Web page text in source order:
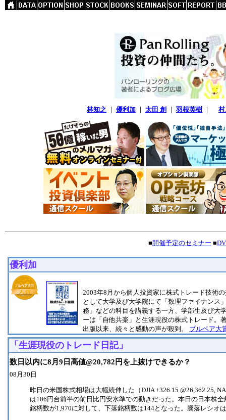
林知之 ｜ 優利加 ｜ 太田 創 ｜ 羽根英樹 ｜
■開催予定のセミナー ■
優利加
2003年8月から個人投資家に株式トレード技術
として大学及び大学院にて「数理ファイナンス
務」などの科目を講義する一方、学部生及び大
ーは「自他共楽」と生涯現役の株式トレード。
出版以来、続々と感動の声が殺到。 ブルベア大
「生涯現役のトレード日記」
数日以内に8月9日高値@20,782円を上抜けできるか？
08月30日
昨日の米国株式相場は大幅続伸した（DJIA +326.15 @26,362.25,
は106円台前半の前日比円安水準での動きだった。本日の日本株
銘柄数が1,970に対して、下落銘柄数は144となった。騰落レシオ